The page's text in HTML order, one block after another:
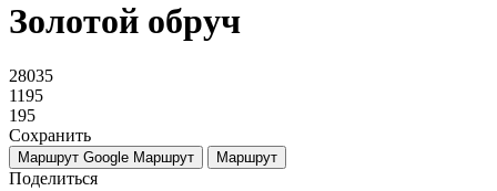
Золотой обруч
28035
1195
195
Сохранить
Маршрут Google Маршрут Маршрут
Поделиться